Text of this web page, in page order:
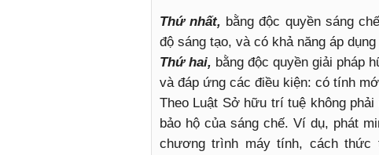
Thứ nhất, bằng độc quyền sáng
độ sáng tạo, và có khả năng áp
Thứ hai, bằng độc quyền giải pháp
và đáp ứng các điều kiện: có tính
Theo Luật Sở hữu trí tuệ không
bảo hộ của sáng chế. Ví dụ, phát
chương trình máy tính, cách thức